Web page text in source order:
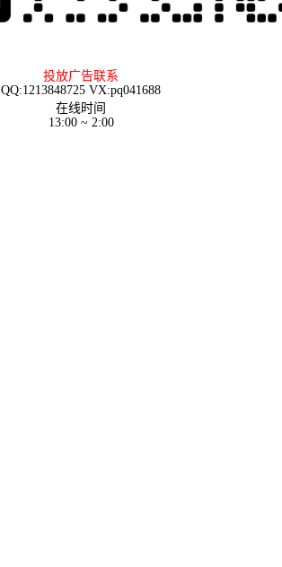
投放广告联系
QQ:1213848725 VX:pq041688
在线时间
13:00 ~ 2:00